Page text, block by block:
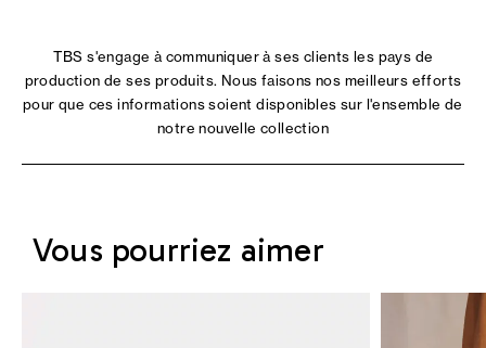
TBS s'engage à communiquer à ses clients les pays de
production de ses produits. Nous faisons nos meilleurs efforts
pour que ces informations soient disponibles sur l'ensemble de
notre nouvelle collection
Vous pourriez aimer